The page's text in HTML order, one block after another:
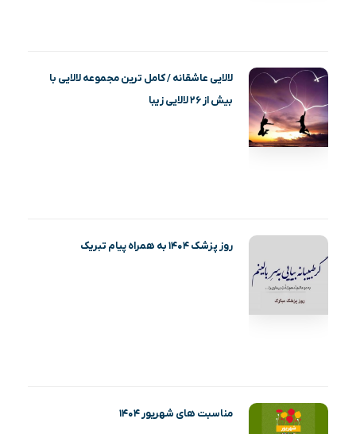
لالایی عاشقانه / کامل ترین مجموعه لالایی با
بیش از ۲۶ لالایی زیبا
روز پزشک ۱۴۰۴ به همراه پیام تبریک
مناسبت های شهریور ۱۴۰۴